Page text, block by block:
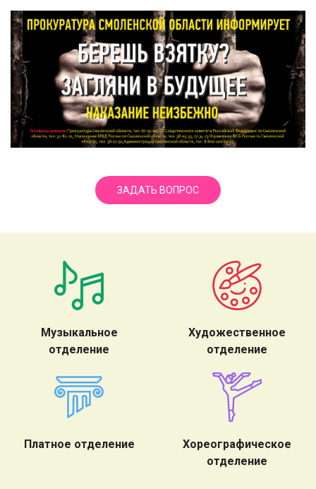
ЗАДАТЬ ВОПРОС
Музыкальное
отделение
Художественное
отделение
Платное отделение
Хореографическое
отделение